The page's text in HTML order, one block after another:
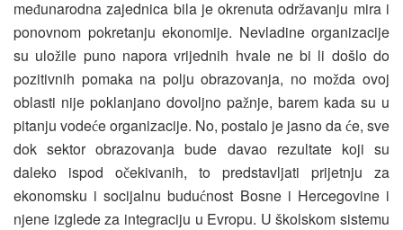
međunarodna zajednica bila je okrenuta održavanju mira i
ponovnom pokretanju ekonomije. Nevladine organizacije
su uložile puno napora vrijednih hvale ne bi li došlo do
pozitivnih pomaka na polju obrazovanja, no možda ovoj
oblasti nije poklanjano dovoljno pažnje, barem kada su u
pitanju vodeće organizacije. No, postalo je jasno da će, sve
dok sektor obrazovanja bude davao rezultate koji su
daleko ispod očekivanih, to predstavljati prijetnju za
ekonomsku i socijalnu budućnost Bosne i Hercegovine i
njene izglede za integraciju u Evropu. U školskom sistemu